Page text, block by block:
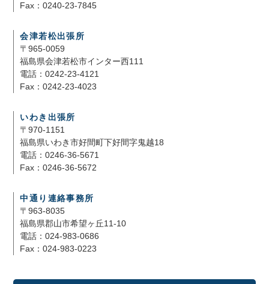
Fax：0240-23-7845
会津若松出張所
〒965-0059
福島県会津若松市インター西111
電話：0242-23-4121
Fax：0242-23-4023
いわき出張所
〒970-1151
福島県いわき市好間町下好間字鬼越18
電話：0246-36-5671
Fax：0246-36-5672
中通り連絡事務所
〒963-8035
福島県郡山市希望ヶ丘11-10
電話：024-983-0686
Fax：024-983-0223